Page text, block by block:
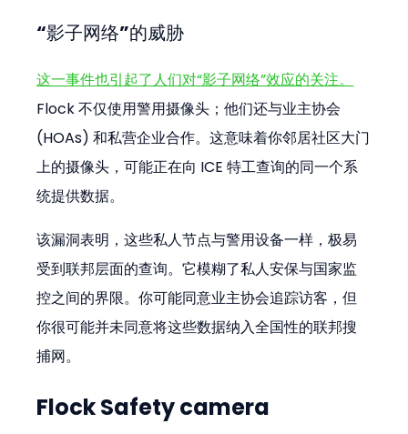
“影子网络”的威胁
这一事件也引起了人们对“影子网络”效应的关注。
Flock 不仅使用警用摄像头；他们还与业主协会
(HOAs) 和私营企业合作。这意味着你邻居社区大门
上的摄像头，可能正在向 ICE 特工查询的同一个系
统提供数据。
该漏洞表明，这些私人节点与警用设备一样，极易
受到联邦层面的查询。它模糊了私人安保与国家监
控之间的界限。你可能同意业主协会追踪访客，但
你很可能并未同意将这些数据纳入全国性的联邦搜
捕网。
Flock Safety camera